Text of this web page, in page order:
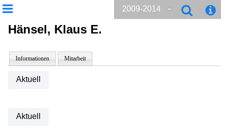
2009-2014
Hänsel, Klaus E.
Informationen Mitarbeit
Aktuell
Aktuell